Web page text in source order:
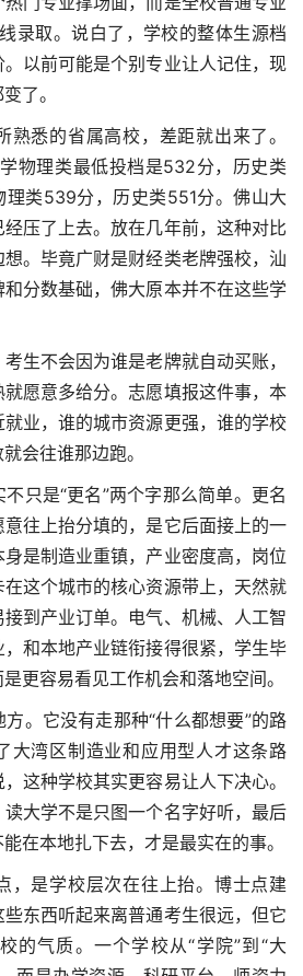
录取。说白了，学校的整体生源档
以前可能是个别专业让人记住，现
了。
熟悉的省属高校，差距就出来了。
物理类最低投档是532分，历史类
类539分，历史类551分。佛山大
压了上去。放在几年前，这种对比
。毕竟广财是财经类老牌强校，汕
分数基础，佛大原本并不在这些学
生不会因为谁是老牌就自动买账，
愿意多给分。志愿填报这件事，本
业，谁的城市资源更强，谁的学校
会往谁那边跑。
只是“更名”两个字那么简单。更名
往上抬分填的，是它后面接上的一
是制造业重镇，产业密度高，岗位
这个城市的核心资源带上，天然就
到产业订单。电气、机械、人工智
和本地产业链衔接得很紧，学生毕
更容易看见工作机会和落地空间。
。它没有走那种“什么都想要”的路
大湾区制造业和应用型人才这条路
这种学校其实更容易让人下决心。
大学不是只图一个名字好听，最后
在本地扎下去，才是最实在的事。
，是学校层次在往上抬。博士点建
东西听起来离普通考生很远，但它
的气质。一个学校从“学院”到“大